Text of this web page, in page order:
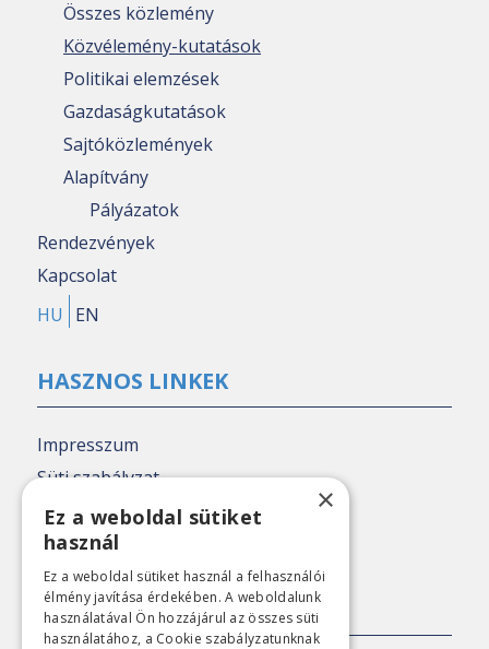
Összes közlemény
Közvélemény-kutatások
Politikai elemzések
Gazdaságkutatások
Sajtóközlemények
Alapítvány
Pályázatok
Rendezvények
Kapcsolat
HU
EN
HASZNOS LINKEK
Impresszum
Süti szabályzat
Adatkezelési tájékoztató
Nézőpont archív
SAJTÓKAPCSOLAT
×
Ez a weboldal sütiket
használ
Ez a weboldal sütiket használ a felhasználói
élmény javítása érdekében. A weboldalunk
használatával Ön hozzájárul az összes süti
használatához, a Cookie szabályzatunknak